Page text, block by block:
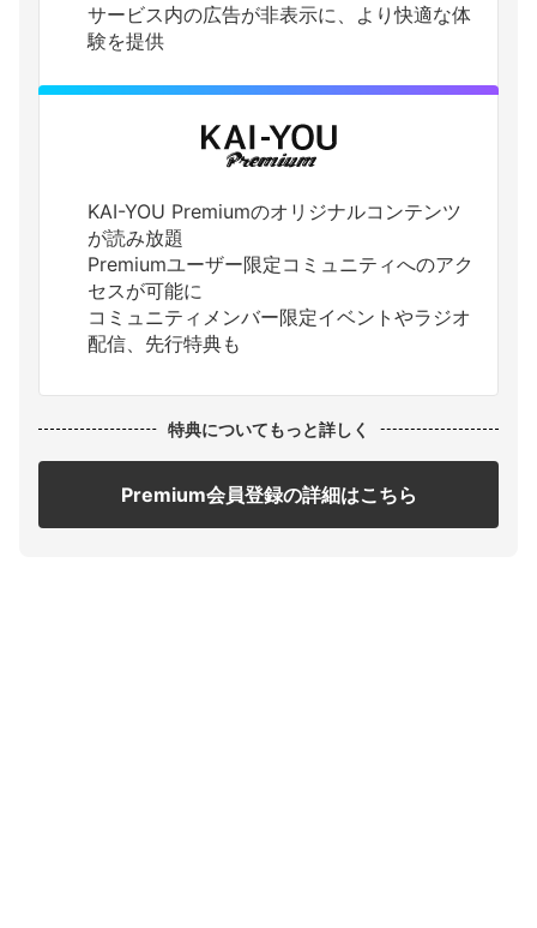
サービス内の広告が非表示に、より快適な体
験を提供
KAI-YOU Premiumのオリジナルコンテンツ
が読み放題
Premiumユーザー限定コミュニティへのアク
セスが可能に
コミュニティメンバー限定イベントやラジオ
配信、先行特典も
特典についてもっと詳しく
Premium会員登録の詳細はこちら